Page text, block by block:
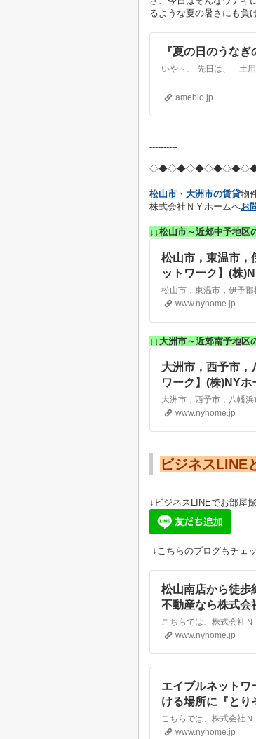
るような夏の暑さにも負
『夏の日のうなぎ
ameblo.jp
----------
◇◆◇◆◇◆
松山市・大洲市の賃貸物
株式会社ＮＹホームへお
↓↓松山市～近郊中予地区
松山市，東温市
ットワーク】(株
www.nyhome.jp
↓↓大洲市～近郊南予地区
大洲市，西予市
ワーク】(株)NY
www.nyhome.jp
ビジネスLINE
↓ビジネスLINEでお部屋
↓こちらのブログもチェ
松山南店から徒歩
不動産なら株式会
www.nyhome.jp
エイブルネットワ
ける場所に『とり
賃貸・不動産な
www.nyhome.jp